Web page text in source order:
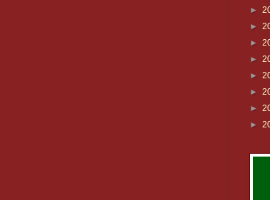
►
►
►
►
►
►
►
►